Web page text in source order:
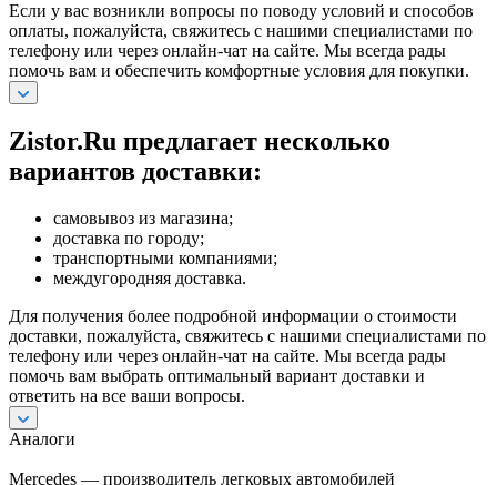
Если у вас возникли вопросы по поводу условий и способов
оплаты, пожалуйста, свяжитесь с нашими специалистами по
телефону или через онлайн-чат на сайте. Мы всегда рады
помочь вам и обеспечить комфортные условия для покупки.
Zistor.Ru предлагает несколько
вариантов доставки:
самовывоз из магазина;
доставка по городу;
транспортными компаниями;
междугородняя доставка.
Для получения более подробной информации о стоимости
доставки, пожалуйста, свяжитесь с нашими специалистами по
телефону или через онлайн-чат на сайте. Мы всегда рады
помочь вам выбрать оптимальный вариант доставки и
ответить на все ваши вопросы.
Аналоги
Mercedes — производитель легковых автомобилей